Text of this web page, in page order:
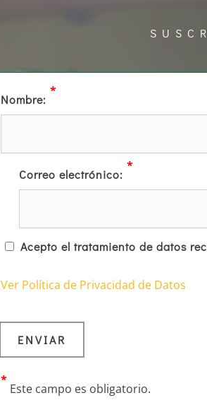
Nombre:
*
Correo electrónico:
*
Acepto el tratamiento de datos
Ver Política de Privacidad de Datos
*
Este campo es obligatorio.